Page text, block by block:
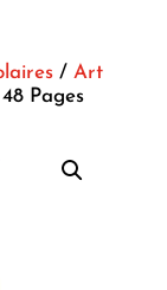
/ Art
Pages